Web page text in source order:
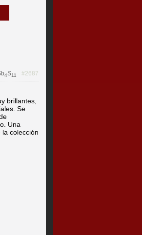
4S11
#2687
brillantes,
Se
Una
colección